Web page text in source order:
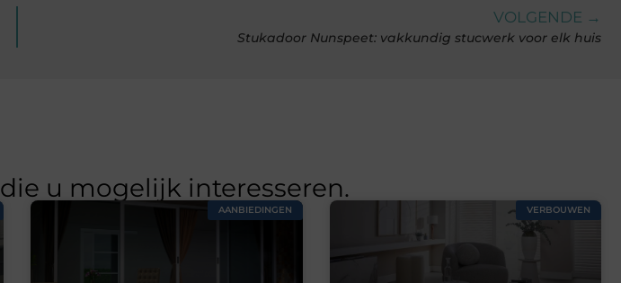
VOLGENDE →
Stukadoor Nunspeet: vakkundig stucwerk voor elk huis
die u mogelijk interesseren.
AANBIEDINGEN VERBOUWEN